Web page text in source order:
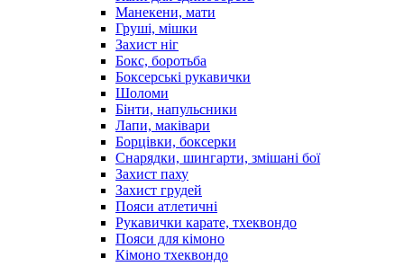
Манекени, мати
Груші, мішки
Захист ніг
Бокс, боротьба
Боксерські рукавички
Шоломи
Бінти, напульсники
Лапи, маківари
Борцівки, боксерки
Снарядки, шингарти, змішані бої
Захист паху
Захист грудей
Пояси атлетичні
Рукавички карате, тхеквондо
Пояси для кімоно
Кімоно тхеквондо